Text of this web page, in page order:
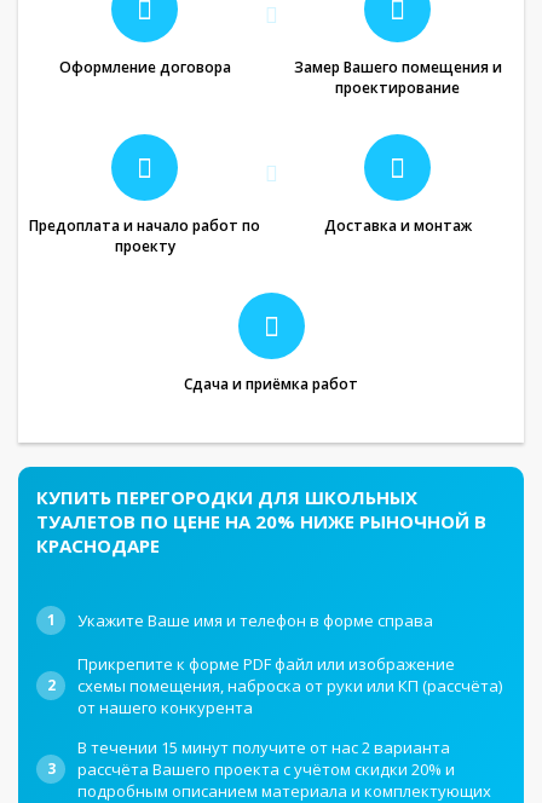
Оформление договора
Замер Вашего помещения и
проектирование
Предоплата и начало работ по
проекту
Доставка и монтаж
Сдача и приёмка работ
КУПИТЬ ПЕРЕГОРОДКИ ДЛЯ ШКОЛЬНЫХ
ТУАЛЕТОВ ПО ЦЕНЕ НА 20% НИЖЕ РЫНОЧНОЙ В
КРАСНОДАРЕ
1 Укажите Ваше имя и телефон в форме справа
2
Прикрепите к форме PDF файл или изображение
схемы помещения, наброска от руки или КП (рассчёта)
от нашего конкурента
3
В течении 15 минут получите от нас 2 варианта
рассчёта Вашего проекта с учётом скидки 20% и
подробным описанием материала и комплектующих